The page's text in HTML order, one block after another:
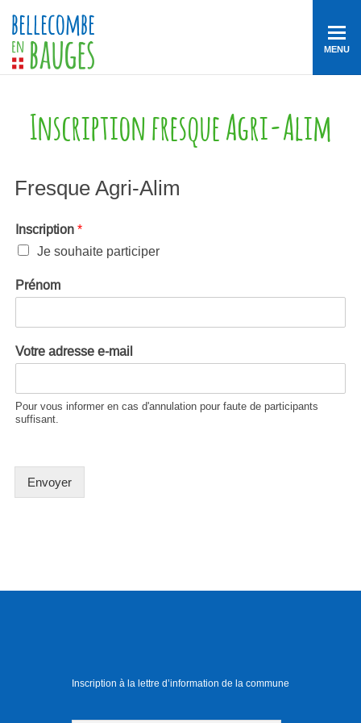
MENU
Inscription fresque Agri-Alim
Fresque Agri-Alim
Inscription *
Je souhaite participer
Prénom
Votre adresse e-mail
Pour vous informer en cas d'annulation pour faute de participants
suffisant.
Envoyer
Inscription à la lettre d’information de la commune